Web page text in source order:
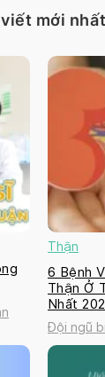
mới nhất
Thận
6 Bệnh
Thận Ở
Nhất
Đội ngũ